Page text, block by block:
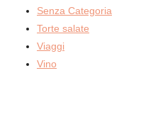
Senza Categoria
Torte salate
Viaggi
Vino